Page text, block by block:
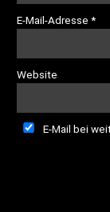
E-Mail-Adresse*
Website
E-Mail bei